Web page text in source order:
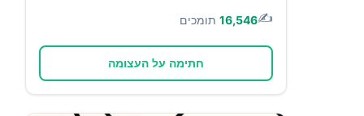
✍️
16,546 תומכים
חתימה על העצומה